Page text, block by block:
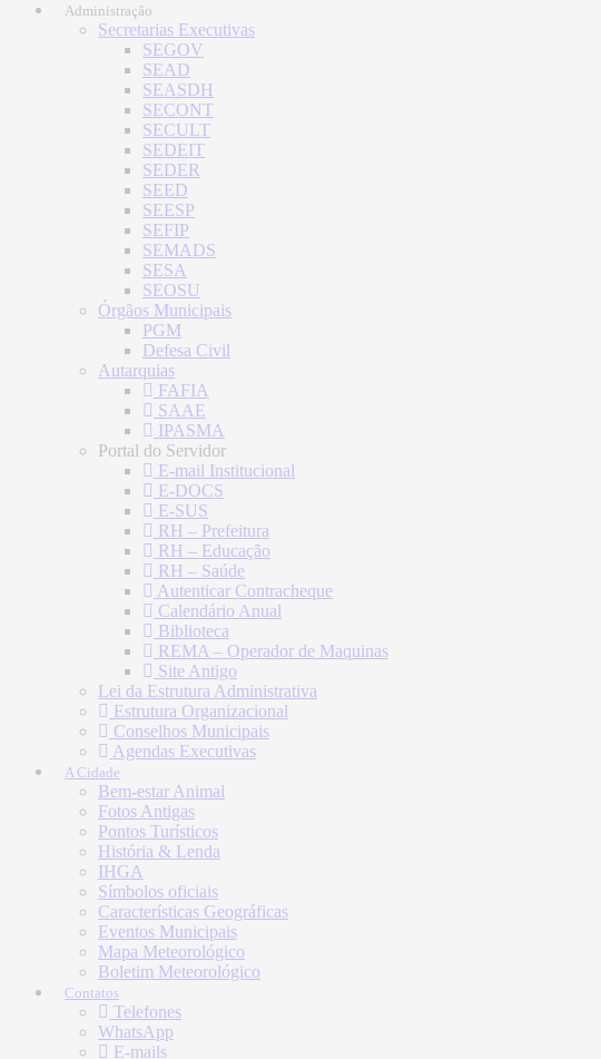
Administração
Secretarias Executivas
SEGOV
SEAD
SEASDH
SECONT
SECULT
SEDEIT
SEDER
SEED
SEESP
SEFIP
SEMADS
SESA
SEOSU
Órgãos Municipais
PGM
Defesa Civil
Autarquias
FAFIA
SAAE
IPASMA
Portal do Servidor
E-mail Institucional
E-DOCS
E-SUS
RH – Prefeitura
RH – Educação
RH – Saúde
Autenticar Contracheque
Calendário Anual
Biblioteca
REMA – Operador de Maquinas
Site Antigo
Lei da Estrutura Administrativa
Estrutura Organizacional
Conselhos Municipais
Agendas Executivas
A Cidade
Bem-estar Animal
Fotos Antigas
Pontos Turísticos
História & Lenda
IHGA
Símbolos oficiais
Características Geográficas
Eventos Municipais
Mapa Meteorológico
Boletim Meteorológico
Contatos
Telefones
WhatsApp
E-mails